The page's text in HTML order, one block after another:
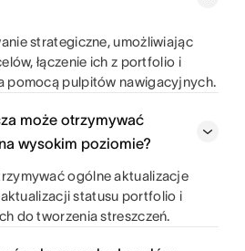
strategiczne, umożliwiając
łączenie ich z portfolio i
pomocą pulpitów nawigacyjnych.
może otrzymywać
wysokim poziomie?
ogólne aktualizacje
statusu portfolio i
do tworzenia streszczeń.